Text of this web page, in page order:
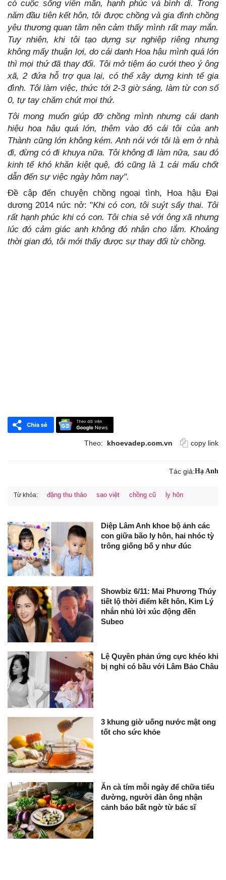
có cuộc sống viên mãn, hạnh phúc và bình dị. Trong
năm đầu tiên kết hôn, tôi được chồng và gia đình chồng
yêu thương quan tâm nên cảm thấy mình rất may mắn.
Tuy nhiên, khi tôi tạo dựng sự nghiệp riêng nhưng
không mấy thuận lợi, do cái danh Hoa hậu mình quá lớn
thì mọi thứ đã thay đổi. Tôi mở tiệm áo cưới theo ý ông
xã, 2 đứa hỗ trợ qua lại, có thể xây dựng kinh tế gia
đình. Tôi làm việc, thức tới 2-3 giờ sáng, làm từ con số
0, tự tay chăm chút mọi thứ.
Tôi mong muốn giúp đỡ chồng mình nhưng cái danh
hiệu hoa hậu quá lớn, thêm vào đó cái tôi của anh
Thành cũng lớn không kém. Anh nói với tôi là em ở nhà
đi, đừng có đi khuya nữa. Tôi không đi làm nữa, sau đó
kinh tế khó khăn kiệt quệ, đó cũng là 1 cái mấu chốt
dẫn đến sự việc ngày hôm nay".
Đề cập đến chuyện chồng ngoại tình, Hoa hậu Đại
dương 2014 nức nở: "Khi có con, tôi suýt sẩy thai. Tôi
rất hạnh phúc khi có con. Tôi chia sẻ với ông xã nhưng
lúc đó cảm giác anh không đó nhận cho lắm. Khoảng
thời gian đó, tôi mới thấy được sự thay đổi từ chồng.
Theo: khoevadep.com.vn copy link
Tác giả:Hạ Anh
Từ khóa: đặng thu thảo sao việt chồng cũ ly hôn
Diệp Lâm Anh khoe bộ ảnh các
con giữa bão ly hôn, hai nhóc tỳ
trông giống bố y như đúc
Showbiz 6/11: Mai Phương Thúy
tiết lộ thời điểm kết hôn, Kim Lý
nhắn nhủ lời xúc động đến
Subeo
Lệ Quyên phản ứng cực khéo khi
bị nghi có bầu với Lâm Bảo Châu
3 khung giờ uống nước mật ong
tốt cho sức khỏe
Ăn cà tím mỗi ngày để chữa tiểu
đường, người đàn ông nhận
cảnh báo bất ngờ từ bác sĩ